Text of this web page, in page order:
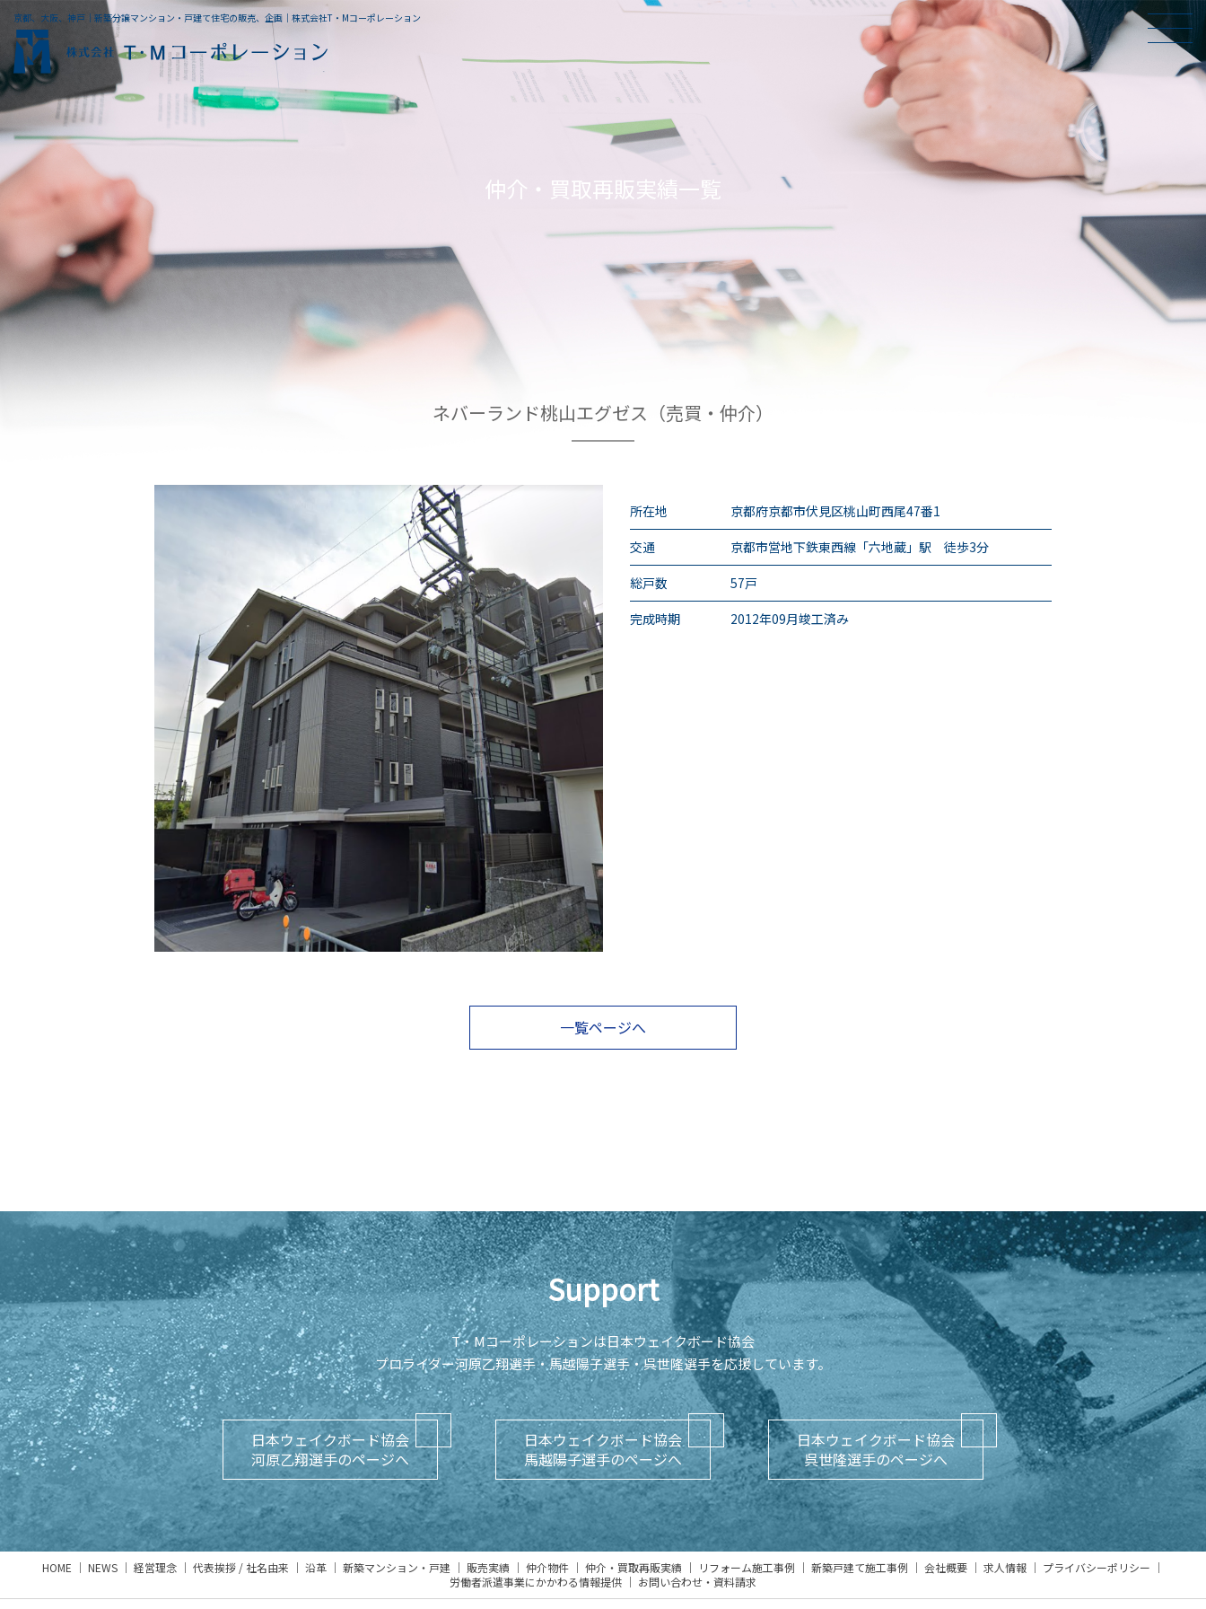
京都、大阪、神戸｜新築分譲マンション・戸建て住宅の販売、企画｜株式会社T・Mコーポレーション
仲介・買取再販実績一覧
ネバーランド桃山エグゼス（売買・仲介）
所在地
京都府京都市伏見区桃山町西尾47番1
交通
京都市営地下鉄東西線「六地蔵」駅 徒歩3分
総戸数
57戸
完成時期
2012年09月竣工済み
一覧ページへ
Support
T・Mコーポレーションは日本ウェイクボード協会
プロライダー河原乙翔選手・馬越陽子選手・呉世隆選手を応援しています。
日本ウェイクボード協会
河原乙翔選手のページへ
日本ウェイクボード協会
馬越陽子選手のページへ
日本ウェイクボード協会
呉世隆選手のページへ
HOME NEWS 経営理念 代表挨拶 / 社名由来 沿革 新築マンション・戸建 販売実績 仲介物件 仲介・買取再販実績 リフォーム施工事例 新築戸建て施工事例 会社概要 求人情報
プライバシーポリシー
労働者派遣事業にかかわる情報提供
お問い合わせ・資料請求